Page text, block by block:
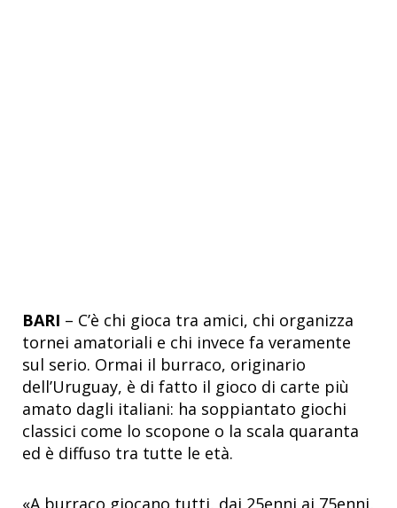
BARI – C’è chi gioca tra amici, chi organizza
tornei amatoriali e chi invece fa veramente
sul serio. Ormai il burraco, originario
dell’Uruguay, è di fatto il gioco di carte più
amato dagli italiani: ha soppiantato giochi
classici come lo scopone o la scala quaranta
ed è diffuso tra tutte le età.
«A burraco giocano tutti, dai 25enni ai 75enni,